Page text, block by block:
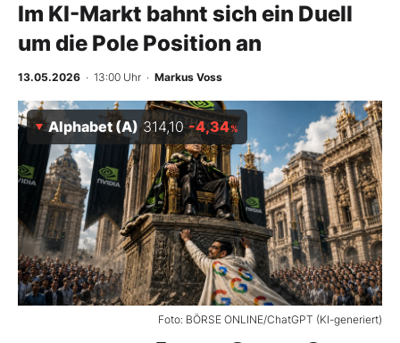
Anlageprodukte
Finanz-Check
Abo & Shop
BO-Musterdepots
Experten
Mein B:O
Mein Konto
Im KI-Markt bahnt sich ein Duell
um die Pole Position an
13.05.2026 · 13:00 Uhr · Markus Voss
Foto: BÖRSE ONLINE/ChatGPT (KI-generiert)
Alphabet (A) 314,10 -4,34%